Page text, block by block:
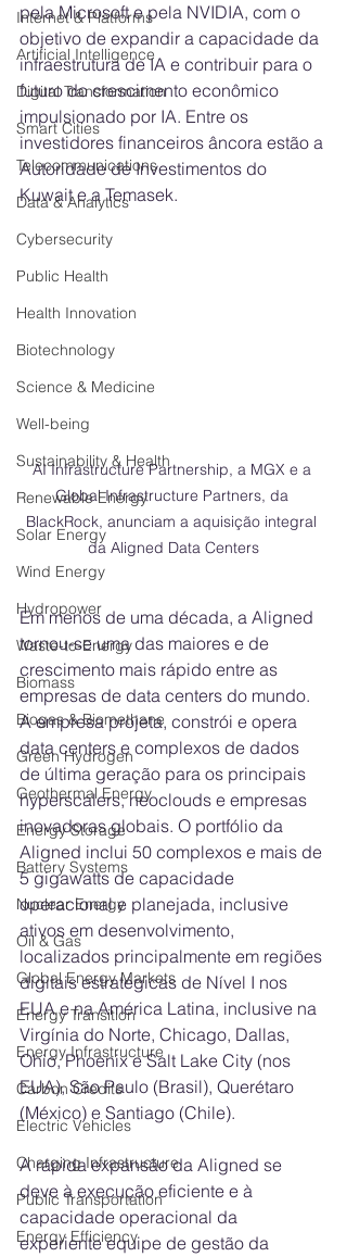
Internet & Platforms
Artificial Intelligence
Digital Transformation
Smart Cities
Telecommunications
Data & Analytics
Cybersecurity
Public Health
Health Innovation
Biotechnology
Science & Medicine
Well-being
Sustainability & Health
Renewable Energy
Solar Energy
Wind Energy
Hydropower
Waste-to-Energy
Biomass
Biogas & Biomethane
Green Hydrogen
Geothermal Energy
Energy Storage
Battery Systems
Nuclear Energy
Oil & Gas
Global Energy Markets
Energy Transition
Energy Infrastructure
Carbon Credits
Electric Vehicles
Charging Infrastructure
Public Transportation
Energy Efficiency
pela Microsoft e pela NVIDIA, com o
objetivo de expandir a capacidade da
infraestrutura de IA e contribuir para o
futuro do crescimento econômico
impulsionado por IA. Entre os
investidores financeiros âncora estão a
Autoridade de Investimentos do
Kuwait e a Temasek.
AI Infrastructure Partnership, a MGX e a
Global Infrastructure Partners, da
BlackRock, anunciam a aquisição integral
da Aligned Data Centers
Em menos de uma década, a Aligned
tornou-se uma das maiores e de
crescimento mais rápido entre as
empresas de data centers do mundo.
A empresa projeta, constrói e opera
data centers e complexos de dados
de última geração para os principais
hyperscalers, neoclouds e empresas
inovadoras globais. O portfólio da
Aligned inclui 50 complexos e mais de
5 gigawatts de capacidade
operacional e planejada, inclusive
ativos em desenvolvimento,
localizados principalmente em regiões
digitais estratégicas de Nível I nos
EUA e na América Latina, inclusive na
Virgínia do Norte, Chicago, Dallas,
Ohio, Phoenix e Salt Lake City (nos
EUA), São Paulo (Brasil), Querétaro
(México) e Santiago (Chile).
A rápida expansão da Aligned se
deve à execução eficiente e à
capacidade operacional da
experiente equipe de gestão da